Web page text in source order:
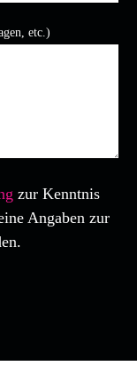
etc.)
zur Kenntnis
Angaben zur